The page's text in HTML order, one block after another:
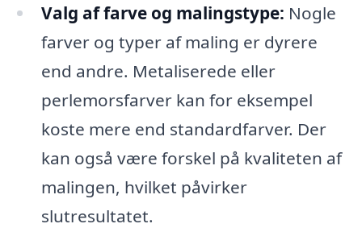
Valg af farve og malingstype: Nogle
farver og typer af maling er dyrere
end andre. Metaliserede eller
perlemorsfarver kan for eksempel
koste mere end standardfarver. Der
kan også være forskel på kvaliteten af
malingen, hvilket påvirker
slutresultatet.